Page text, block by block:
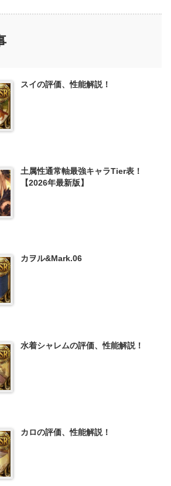
スイの評価、性能解説！
土属性通常軸最強キャラTier表！
【2026年最新版】
カヲル&Mark.06
水着シャレムの評価、性能解説！
カロの評価、性能解説！